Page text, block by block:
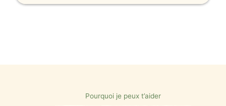
Pourquoi je peux t’aider